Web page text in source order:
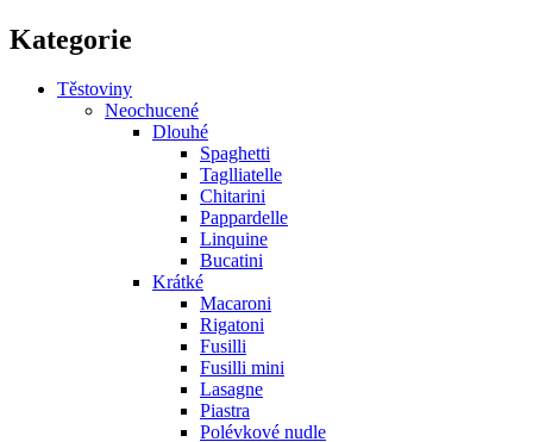
Kategorie
Těstoviny
Neochucené
Dlouhé
Spaghetti
Taglliatelle
Chitarini
Pappardelle
Linquine
Bucatini
Krátké
Macaroni
Rigatoni
Fusilli
Fusilli mini
Lasagne
Piastra
Polévkové nudle